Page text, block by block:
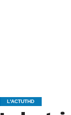
L'ACTUTHD